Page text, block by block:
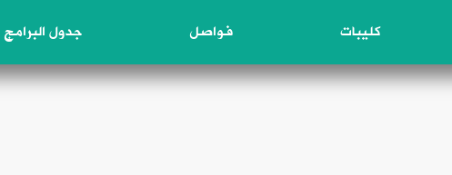
كليبات فواصل جدول البرامج